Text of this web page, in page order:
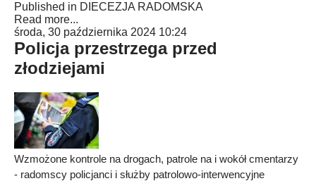
Published in DIECEZJA RADOMSKA
Read more...
środa, 30 października 2024 10:24
Policja przestrzega przed
złodziejami
Wzmożone kontrole na drogach, patrole na i wokół cmentarzy
- radomscy policjanci i służby patrolowo-interwencyjne